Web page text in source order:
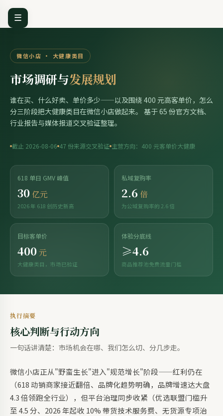
☰
微信小店 · 大健康类目
市场调研与发展规划
谁在买、什么好卖、单价多少——以及围绕 400 元高客单价，怎么
分三阶段把大健康类目在微信小店做起来。 基于 65 份官方文档、
行业报告与媒体报道交叉验证整理。
截止 2026-08-06 47 份来源交叉验证 主营方向：400 元客单价大健康
618 单日 GMV 峰值
30 亿元
2026 年 618 创历史新高
私域复购率
2.6 倍
为公域复购率的 2.6 倍
目标客单价
400元
大健康类目，市场已验证
体验分底线
≥4.6
商品推荐池免费流量门槛
执行摘要
核心判断与行动方向
一句话讲清楚：市场机会在哪、我们怎么切、分几步走。
微信小店正从"野蛮生长"进入"规范增长"阶段——红利仍在
（618 动销商家接近翻倍、品牌化趋势明确，品牌增速达大盘
4.3 倍领跑全行业），但平台治理同步收紧（优选联盟门槛升
至 4.5 分、2026 年起收 10% 带货技术服务费、无货源专项治